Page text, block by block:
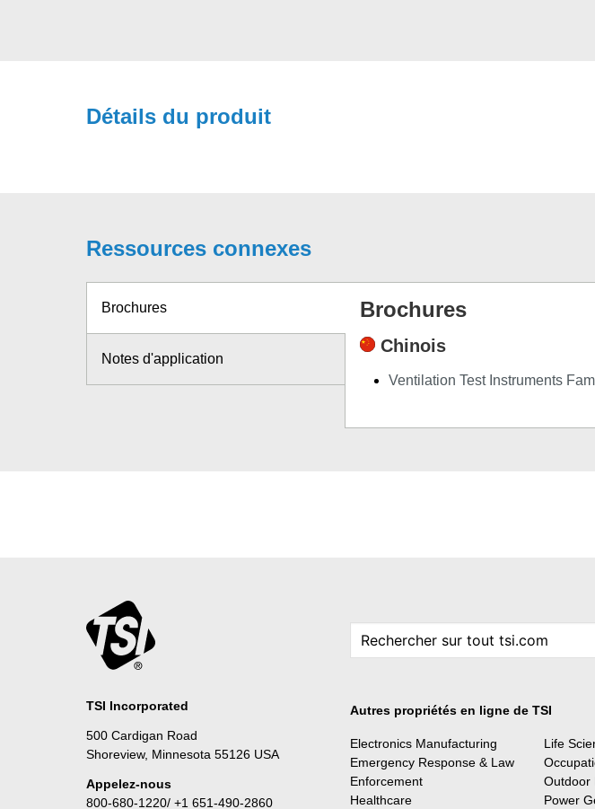
Détails du produit
Ressources connexes
Brochures
Notes d'application
Brochures
Chinois
Ventilation Test Instruments
TSI Incorporated
500 Cardigan Road
Shoreview, Minnesota 55126 USA
Appelez-nous
800-680-1220/ +1 651-490-2860
Autres propriétés en ligne de TSI
Electronics Manufacturing
Emergency Response & Law
Enforcement
Healthcare
Life
Outdoor
Power